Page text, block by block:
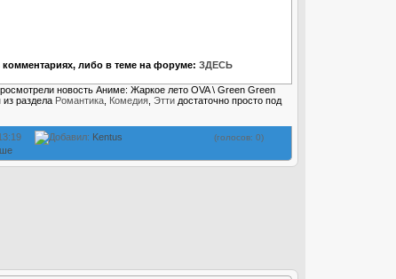
либо в теме на форуме: ЗДЕСЬ
новость Аниме: Жаркое лето OVA \ Green Green
из раздела Романтика Комедия Этти достаточно просто под
(голосов: 0)
Добавил: Kentus